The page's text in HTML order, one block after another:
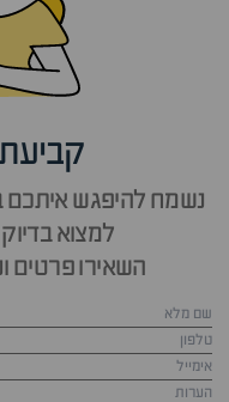
נשמח להיפגש איתכם
למצוא
השאירו פרטים